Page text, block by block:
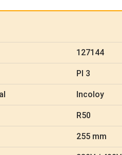
127144
PI 3
Incoloy
R50
255 mm